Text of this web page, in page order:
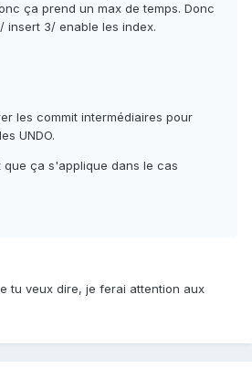
ça prend un max de temps. Donc
insert 3/ enable les index.
les commit intermédiaires pour
UNDO.
que ça s'applique dans le cas
tu veux dire, je ferai attention aux